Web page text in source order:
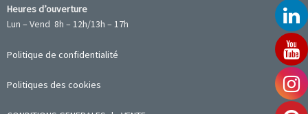
Heures d’ouverture
Lun – Vend 8h – 12h/13h – 17h
Politique de confidentialité
Politiques des cookies